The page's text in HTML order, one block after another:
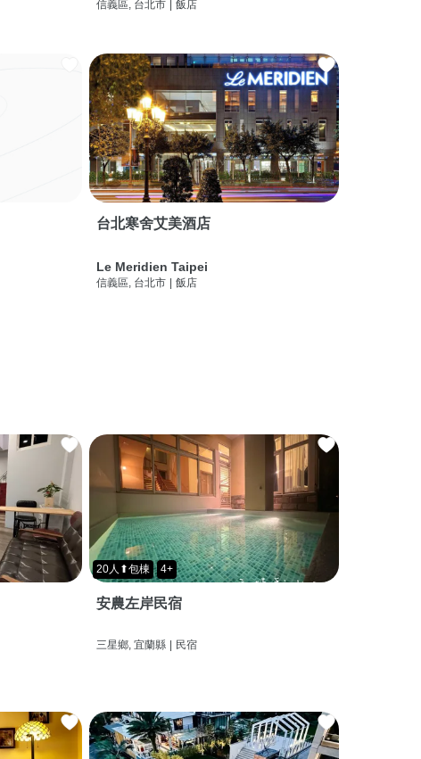
信義區, 台北市 飯店
台北寒舍艾美酒店
Le Meridien Taipei
信義區, 台北市 | 飯店
20人⬆包棟 4+
安農左岸民宿
三星鄉, 宜蘭縣 | 民宿